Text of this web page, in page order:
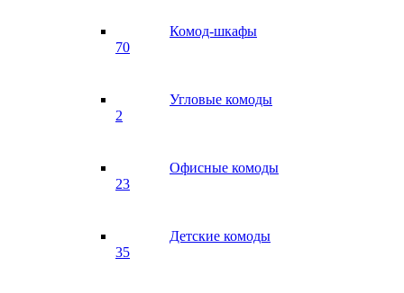
Комод-шкафы
70
Угловые комоды
2
Офисные комоды
23
Детские комоды
35